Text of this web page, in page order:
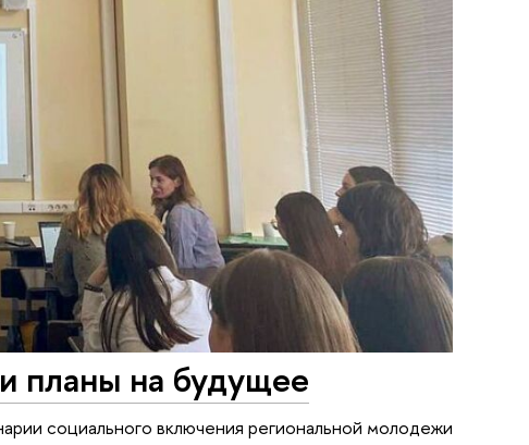
планы на будущее
социального включения региональной молодежи